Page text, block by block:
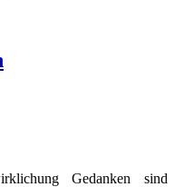
Gedanken sind